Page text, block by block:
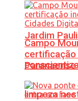
Jardim
limpeza
Campo
certificação